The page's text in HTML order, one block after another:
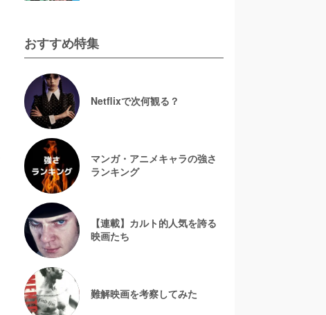
おすすめ特集
Netflixで次何観る？
マンガ・アニメキャラの強さ
ランキング
【連載】カルト的人気を誇る
映画たち
難解映画を考察してみた